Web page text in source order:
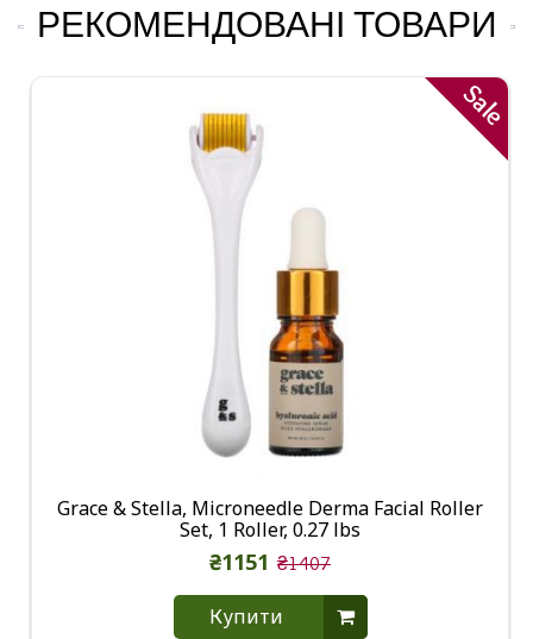
РЕКОМЕНДОВАНІ ТОВАРИ
Sale
Grace & Stella, Microneedle Derma Facial Roller
Set, 1 Roller, 0.27 lbs
₴1151 ₴1407
Купити